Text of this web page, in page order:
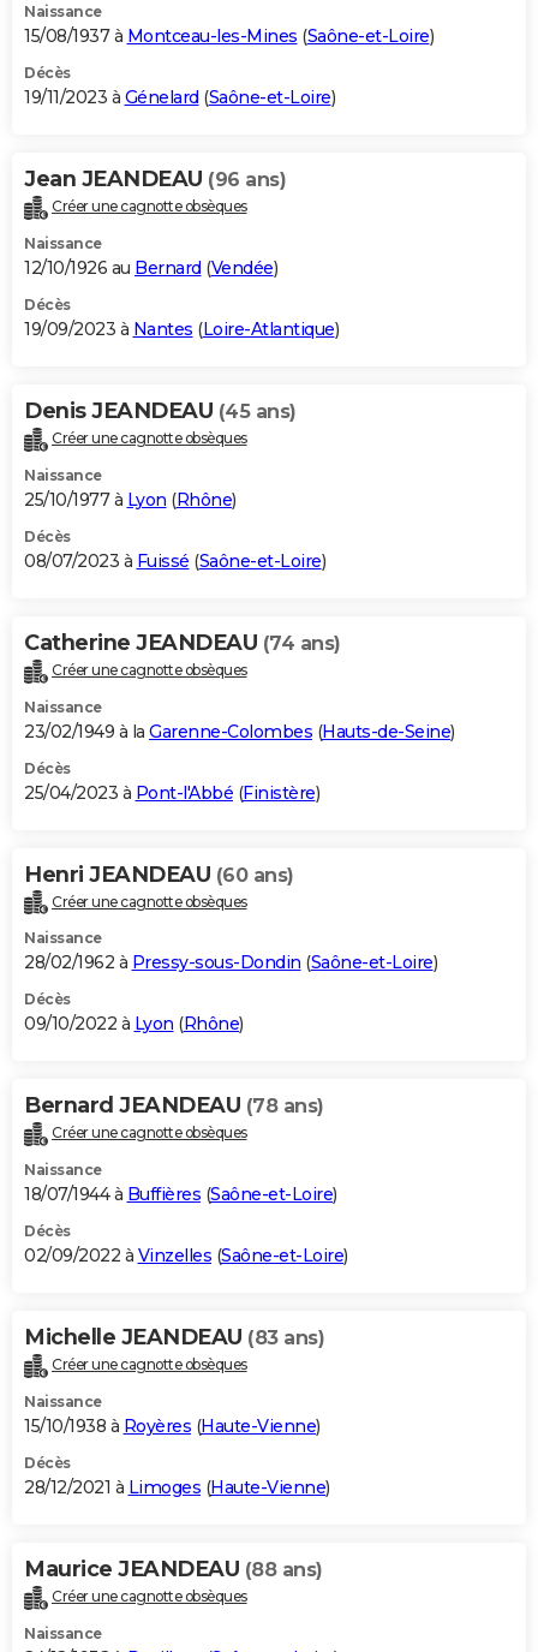
Naissance
15/08/1937 à Montceau-les-Mines (Saône-et-Loire)
Décès
19/11/2023 à Génelard (Saône-et-Loire)
Jean JEANDEAU (96 ans)
Créer une cagnotte obsèques
Naissance
12/10/1926 au Bernard (Vendée)
Décès
19/09/2023 à Nantes (Loire-Atlantique)
Denis JEANDEAU (45 ans)
Créer une cagnotte obsèques
Naissance
25/10/1977 à Lyon (Rhône)
Décès
08/07/2023 à Fuissé (Saône-et-Loire)
Catherine JEANDEAU (74 ans)
Créer une cagnotte obsèques
Naissance
23/02/1949 à la Garenne-Colombes (Hauts-de-Seine)
Décès
25/04/2023 à Pont-l'Abbé (Finistère)
Henri JEANDEAU (60 ans)
Créer une cagnotte obsèques
Naissance
28/02/1962 à Pressy-sous-Dondin (Saône-et-Loire)
Décès
09/10/2022 à Lyon (Rhône)
Bernard JEANDEAU (78 ans)
Créer une cagnotte obsèques
Naissance
18/07/1944 à Buffières (Saône-et-Loire)
Décès
02/09/2022 à Vinzelles (Saône-et-Loire)
Michelle JEANDEAU (83 ans)
Créer une cagnotte obsèques
Naissance
15/10/1938 à Royères (Haute-Vienne)
Décès
28/12/2021 à Limoges (Haute-Vienne)
Maurice JEANDEAU (88 ans)
Créer une cagnotte obsèques
Naissance